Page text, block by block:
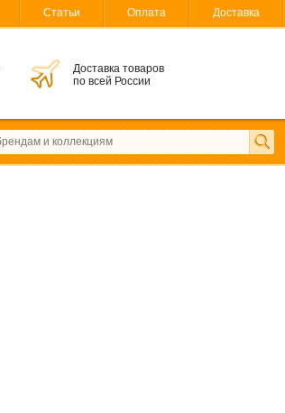
Статьи Оплата Доставка
Доставка товаров
по всей России